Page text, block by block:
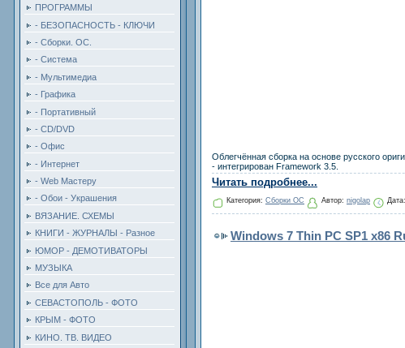
ПРОГРАММЫ
- БЕЗОПАСНОСТЬ - КЛЮЧИ
- Сборки. ОС.
- Система
- Мультимедиа
- Графика
- Портативный
- CD/DVD
- Офис
- Интернет
- Web Мастеру
- Обои - Украшения
ВЯЗАНИЕ. СХЕМЫ
КНИГИ - ЖУРНАЛЫ - Разное
ЮМОР - ДЕМОТИВАТОРЫ
МУЗЫКА
Все для Авто
СЕВАСТОПОЛЬ - ФОТО
КРЫМ - ФОТО
КИНО. ТВ. ВИДЕО
Облегчённая сборка на основе русского
- интегрирован Framework 3.5.
Читать подробнее...
Категория: Сборки ОС Автор: nigolap Дата:
Windows 7 Thin PC SP1 x86